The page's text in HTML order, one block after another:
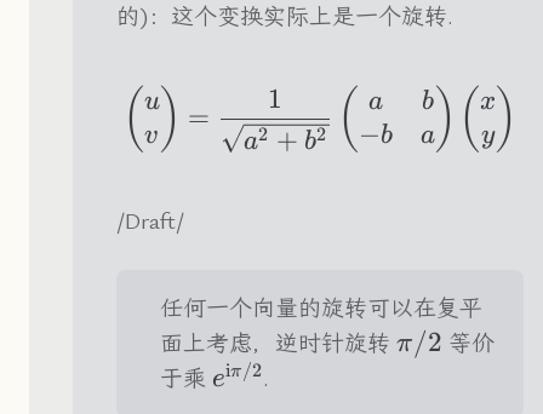
的)：这个变换实际上是一个旋转.
( u
v) =
a2 + b2
1 ( a
−b
b
a) ( x
y )
/Draft/
任何一个向量的旋转可以在复平
面上考虑，逆时针旋转 \pi/2
π/2 等价
于乘 e^{\text{i}\pi/2}
eiπ/2.